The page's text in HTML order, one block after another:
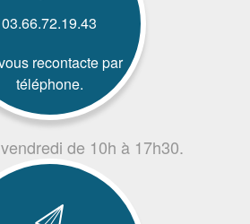
03.66.72.19.43
recontacte par
téléphone.
de 10h à 17h30.